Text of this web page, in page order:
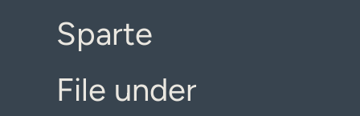
Sparte
File under